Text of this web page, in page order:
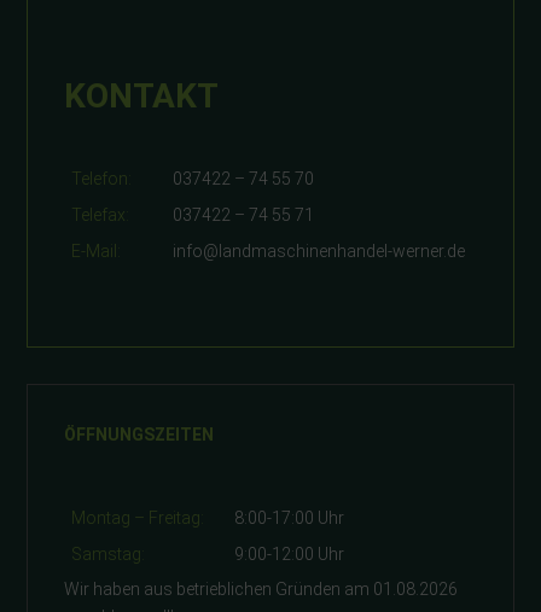
KONTAKT
Telefon:
037422 – 74 55 70
Telefax:
037422 – 74 55 71
E-Mail:
info@landmaschinenhandel-werner.de
ÖFFNUNGSZEITEN
Montag – Freitag:
8:00-17:00 Uhr
Samstag:
9:00-12:00 Uhr
Wir haben aus betrieblichen Gründen am 01.08.2026